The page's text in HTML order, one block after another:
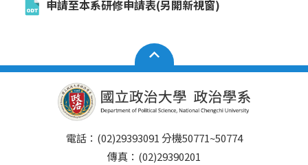
申請至本系研修申請表(另開新視窗)
電話：(02)29393091 分機50771~50774
傳真：(02)29390201